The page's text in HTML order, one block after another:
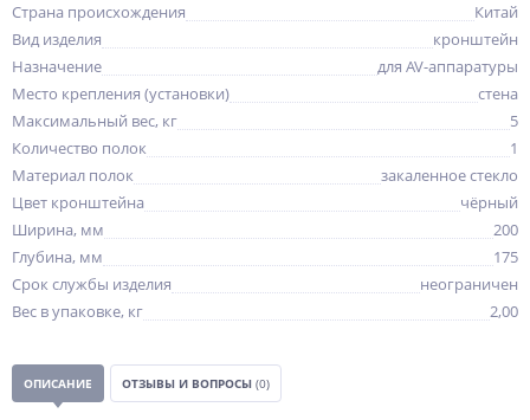
Страна происхождения
Китай
Вид изделия
кронштейн
Назначение
для AV-аппаратуры
Место крепления (установки)
стена
Максимальный вес, кг
5
Количество полок
1
Материал полок
закаленное стекло
Цвет кронштейна
чёрный
Ширина, мм
200
Глубина, мм
175
Срок службы изделия
неограничен
Вес в упаковке, кг
2,00
ОПИСАНИЕ ОТЗЫВЫ И ВОПРОСЫ (0)